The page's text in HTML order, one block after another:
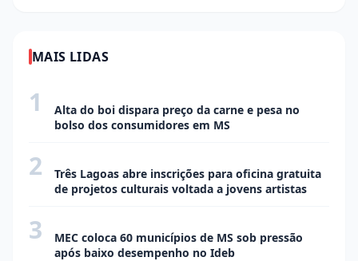
MAIS LIDAS
1
Alta do boi dispara preço da carne e pesa no
bolso dos consumidores em MS
2
Três Lagoas abre inscrições para oficina gratuita
de projetos culturais voltada a jovens artistas
3
MEC coloca 60 municípios de MS sob pressão
após baixo desempenho no Ideb